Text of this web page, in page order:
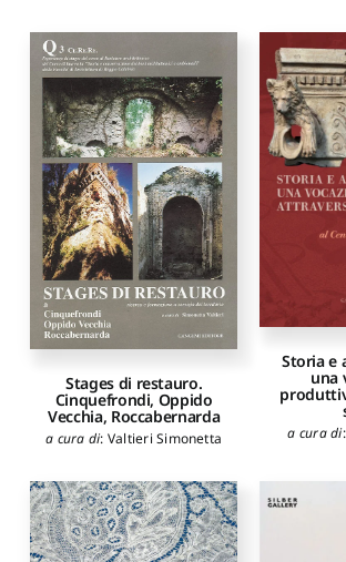
Stages di restauro.
Cinquefrondi, Oppido
Vecchia, Roccabernarda
a cura di: Valtieri Simonetta
Storia e
una
a cura di: